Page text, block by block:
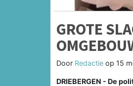
GROTE
Door Redactie op 15
DRIEBERGEN - De